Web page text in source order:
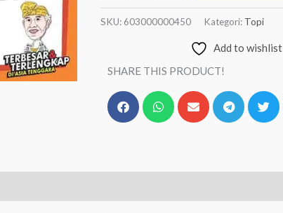
SKU: 603000000450 Kategori: Topi
Add to wishlist
SHARE THIS PRODUCT!